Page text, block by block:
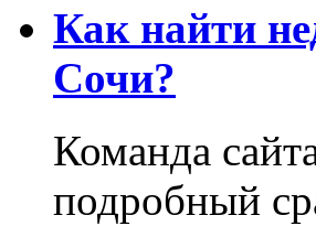
Как найти
Сочи?
Команда
подробный